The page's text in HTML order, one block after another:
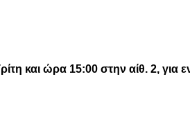
και ώρα 15:00 στην αίθ. 2,